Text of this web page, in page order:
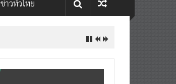
ข่าวทั่วไทย